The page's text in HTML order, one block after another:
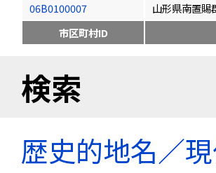
06B0100007
山形県南置賜
市区町村ID
検索
歴史的地名／